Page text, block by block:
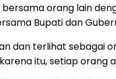
orang lain
Bupati dan
dan terlihat sebagai
itu, setiap orang